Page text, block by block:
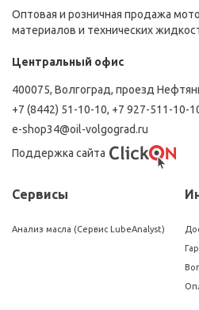
Оптовая и розничная продажа
материалов и технических
Центральный офис
400075, Волгоград, проезд
+7 (8442) 51-10-10, +7 927-511-10-
e-shop34@oil-volgograd.ru
Поддержка сайта
Сервисы
Анализ масла (Сервис LubeAnalyst)